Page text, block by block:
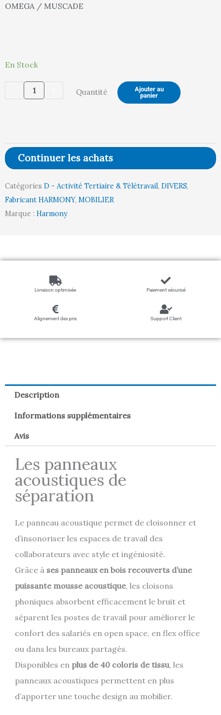
OMEGA / MUSCADE
En Stock
quantité
MUSCADE)
Quantité
Ajouter au
panier
Continuer les achats
Catégories D - Activité Tertiaire & Télétravail, DIVERS,
Fabricant HARMONY, MOBILIER
Marque : Harmony
Livraison optimisée Paiement sécurisé
Alignement des prix Support Client
Description
Informations supplémentaires
Avis
Les panneaux
acoustiques de
séparation
Le panneau acoustique permet de cloisonner et
d’insonoriser les espaces de travail des
collaborateurs avec style et ingéniosité.
Grâce à ses panneaux en bois recouverts d’une
puissante mousse acoustique, les cloisons
phoniques absorbent efficacement le bruit et
séparent les postes de travail pour améliorer le
confort des salariés en open space, en flex office
ou dans les bureaux partagés.
Disponibles en plus de 40 coloris de tissu, les
panneaux acoustiques permettent en plus
d’apporter une touche design au mobilier.